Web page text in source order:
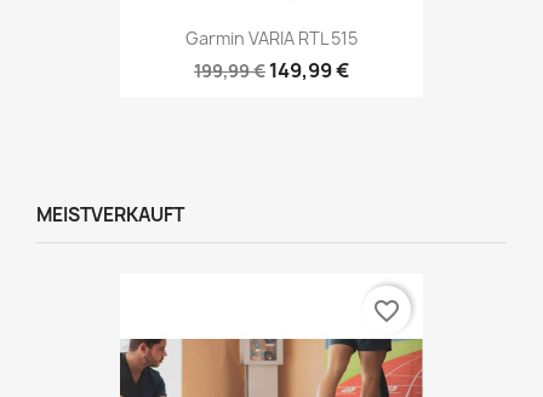
Garmin VARIA RTL 515
199,99 € 149,99 €
MEISTVERKAUFT
favorite_border